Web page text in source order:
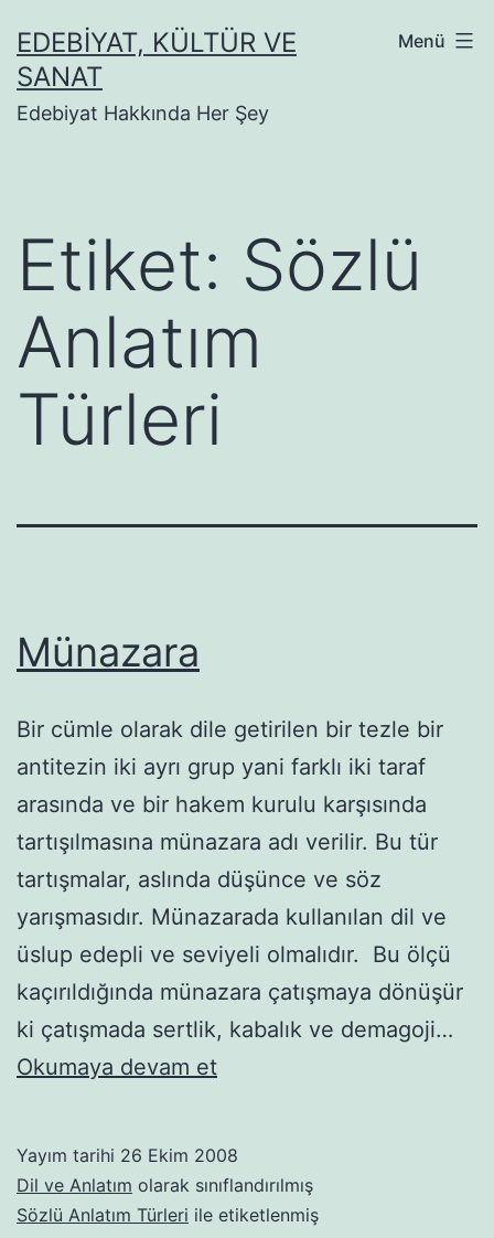
geçEDEBIYAT, KÜLTÜR VE
SANAT
Edebiyat Hakkında Her Şey
Menü
Etiket: Sözlü
Anlatım
Türleri
Münazara
Bir cümle olarak dile getirilen bir tezle bir
antitezin iki ayrı grup yani farklı iki taraf
arasında ve bir hakem kurulu karşısında
tartışılmasına münazara adı verilir. Bu tür
tartışmalar, aslında düşünce ve söz
yarışmasıdır. Münazarada kullanılan dil ve
üslup edepli ve seviyeli olmalıdır. Bu ölçü
kaçırıldığında münazara çatışmaya dönüşür
ki çatışmada sertlik, kabalık ve demagoji…
Okumaya devam etMünazara
Yayım tarihi 26 Ekim 2008
Dil ve Anlatım olarak sınıflandırılmış
Sözlü Anlatım Türleri ile etiketlenmiş